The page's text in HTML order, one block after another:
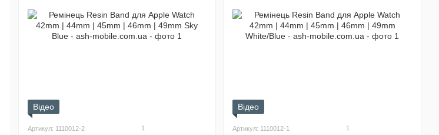
Відео
Артикул: 1110012-2 1
Відео
Артикул: 1110012-1 1